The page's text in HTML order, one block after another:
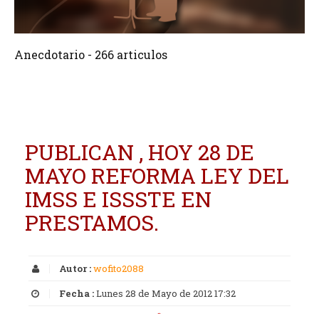
Crear 266 Articulos
Anecdotario - 266 articulos
PUBLICAN , HOY 28 DE
MAYO REFORMA LEY DEL
IMSS E ISSSTE EN
PRESTAMOS.
Autor :wofito2088
Fecha :Lunes 28 de Mayo de 2012 17:32